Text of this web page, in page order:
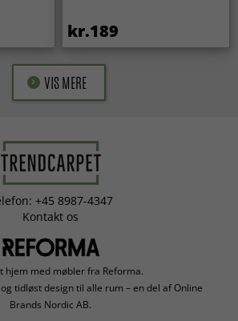
kr.189
VIS MERE
+45 8987-4347
Kontakt os
hjem med møbler fra Reforma.
tidløst design til alle rum – en del af Online
Brands Nordic AB.